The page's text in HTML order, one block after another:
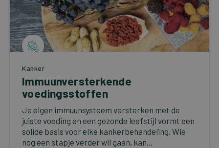
Kanker
Immuunversterkende
voedingsstoffen
Je eigen immuunsysteem versterken met de
juiste voeding en een gezonde leefstijl vormt een
solide basis voor elke kankerbehandeling. Wie
nog een stapje verder wil gaan, kan...